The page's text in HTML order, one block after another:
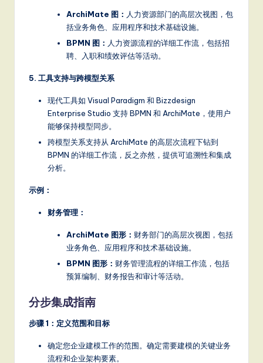
ArchiMate 图： 人力资源部门的高层次视图，包
括业务角色、应用程序和技术基础设施。
BPMN 图： 人力资源流程的详细工作流，包括招
聘、入职和绩效评估等活动。
5. 工具支持与跨模型关系
现代工具如 Visual Paradigm 和 Bizzdesign
Enterprise Studio 支持 BPMN 和 ArchiMate，使用户
能够保持模型同步。
跨模型关系支持从 ArchiMate 的高层次流程下钻到
BPMN 的详细工作流，反之亦然，提供可追溯性和集成
分析。
示例：
财务管理：
ArchiMate 图形： 财务部门的高层次视图，包括
业务角色、应用程序和技术基础设施。
BPMN 图形： 财务管理流程的详细工作流，包括
预算编制、财务报告和审计等活动。
分步集成指南
步骤 1：定义范围和目标
确定您企业建模工作的范围。确定需要建模的关键业务
流程和企业架构要素。